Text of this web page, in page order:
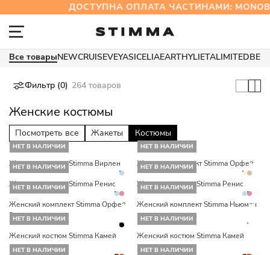
ДОСТУПНА ОПЛАТА ЧАСТИНАМИ:
Все товарыNEWCRUISEVEYASICELIAEARTHYLIETALIMITED
Фильтр (0) 264 товаров
Женские костюмы
Посмотреть все Жакеты Костюмы
НЕТ В НАЛИЧИИ
Женский костюм Stimma Вирлен
НЕТ В НАЛИЧИИ
Женский комплект Stimma Орфей
НЕТ В НАЛИЧИИ
Женский костюм Stimma Ренис
НЕТ В НАЛИЧИИ
Женский костюм Stimma Ренис
НЕТ В НАЛИЧИИ
Женский комплект Stimma Орфей
2
НЕТ В НАЛИЧИИ
Женский комплект Stimma Ньюман
НЕТ В НАЛИЧИИ
Женский костюм Stimma Камей
клетка
НЕТ В НАЛИЧИИ
Женский костюм Stimma Камей
клетка
НЕТ В НАЛИЧИИ НЕТ В НАЛИЧИИ